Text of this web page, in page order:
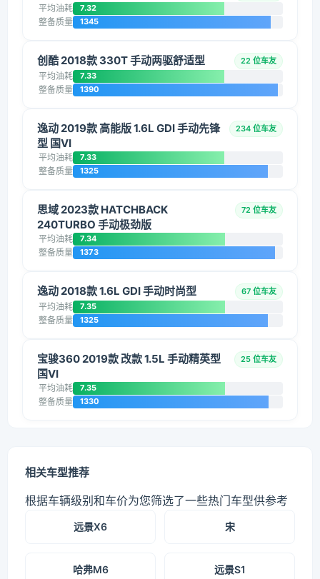
平均油耗 7.32
整备质量 1345
创酷 2018款 330T 手动两驱舒适型 22 位车友
平均油耗 7.33
整备质量 1390
逸动 2019款 高能版 1.6L GDI 手动先锋
型 国VI
234 位车友
平均油耗 7.33
整备质量 1325
思域 2023款 HATCHBACK
240TURBO 手动极劲版
72 位车友
平均油耗 7.34
整备质量 1373
逸动 2018款 1.6L GDI 手动时尚型 67 位车友
平均油耗 7.35
整备质量 1325
宝骏360 2019款 改款 1.5L 手动精英型
国VI
25 位车友
平均油耗 7.35
整备质量 1330
相关车型推荐
根据车辆级别和车价为您筛选了一些热门车型供参考
远景X6 宋
哈弗M6 远景S1